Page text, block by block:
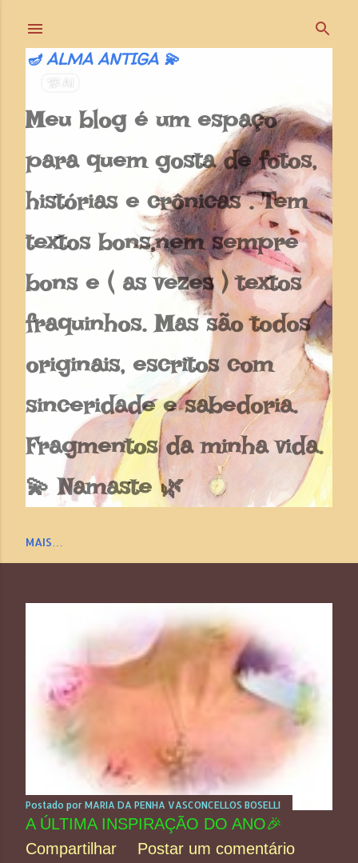
🪔 ALMA ANTIGA 💫
Meu blog é um espaço
para quem gosta de fotos,
histórias e crônicas . Tem
textos bons,nem sempre
bons e ( as vezes ) textos
fraquinhos. Mas são todos
originais, escritos com
sinceridade e sabedoria.
Fragmentos da minha vida.
💫 Namaste 🌿
MAIS…
e
n
Postado por MARIA DA PENHA VASCONCELLOS BOSELLI
A ÚLTIMA INSPIRAÇÃO DO ANO🎉
Compartilhar
Postar um comentário